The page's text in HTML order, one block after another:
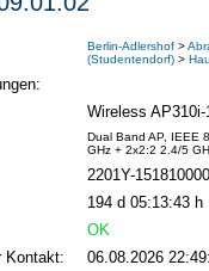
Berlin-Adlershof >
(Studentendorf) >
Wireless
Dual Band AP, IEEE
GHz + 2x2:2 2.4/5
2201Y-
194 d 05:13:43 h
OK
Kontakt:
06.08.2026